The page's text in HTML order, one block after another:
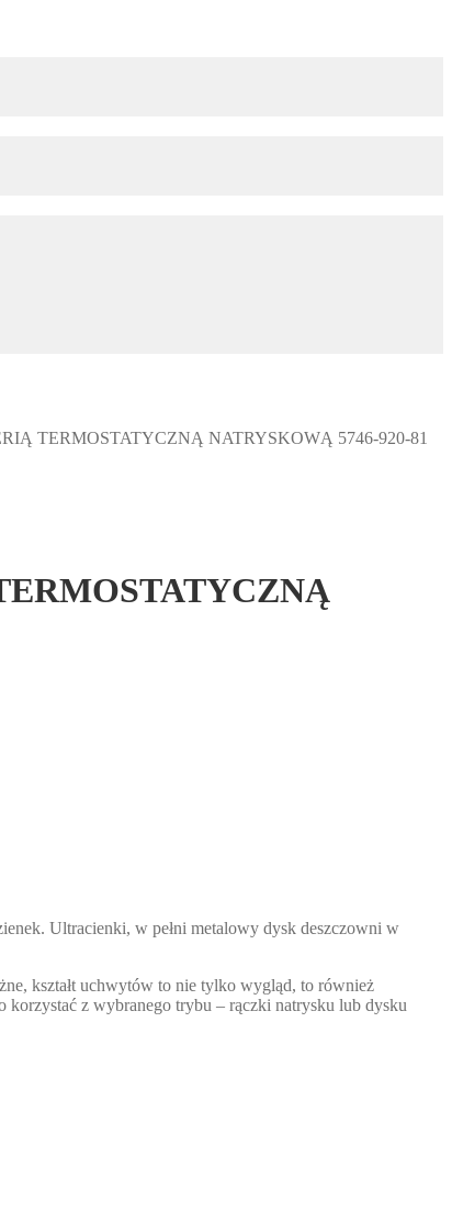
TERMOSTATYCZNĄ NATRYSKOWĄ 5746-920-81
Ultracienki, w pełni metalowy dysk deszczowni w
kształt uchwytów to nie tylko wygląd, to również
korzystać z wybranego trybu – rączki natrysku lub dysku